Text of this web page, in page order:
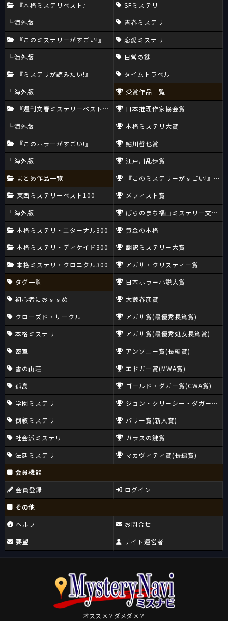
『本格ミステリベスト』
海外版
『このミステリーがすごい!』
海外版
『ミステリが読みたい!』
海外版
『週刊文春ミステリーベスト10』
海外版
『このホラーがすごい!』
海外版
まとめ作品一覧
東西ミステリーベスト100
海外版
本格ミステリ・エターナル300
本格ミステリ・ディケイド300
本格ミステリ・クロニクル300
タグ一覧
初心者におすすめ
クローズド・サークル
本格ミステリ
密室
雪の山荘
孤島
学園ミステリ
倒叙ミステリ
社会派ミステリ
法廷ミステリ
SFミステリ
青春ミステリ
恋愛ミステリ
日常の謎
タイムトラベル
受賞作品一覧
日本推理作家協会賞
本格ミステリ大賞
鮎川哲也賞
江戸川乱歩賞
『このミステリーがすごい!』大賞
メフィスト賞
ばらのまち福山ミステリー文学新
黄金の本格
翻訳ミステリー大賞
アガサ・クリスティー賞
日本ホラー小説大賞
大藪春彦賞
アガサ賞(最優秀長篇賞)
アガサ賞(最優秀処女長篇賞)
アンソニー賞(長編賞)
エドガー賞(MWA賞)
ゴールド・ダガー賞(CWA賞)
ジョン・クリーシー・ダガー賞
バリー賞(新人賞)
ガラスの鍵賞
マカヴィティ賞(長編賞)
会員機能
会員登録
ログイン
その他
ヘルプ
要望
お問合せ
サイト運営者
オススメ？ダメダメ？